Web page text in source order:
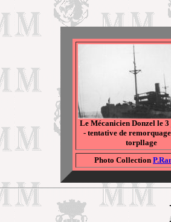
LeMécanicien Donzel le
- tentative de
torpllage
Photo Collection